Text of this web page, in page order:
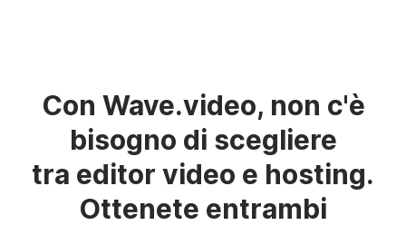
Con Wave.video, non c'è
bisogno di scegliere
tra editor video e hosting.
Ottenete entrambi